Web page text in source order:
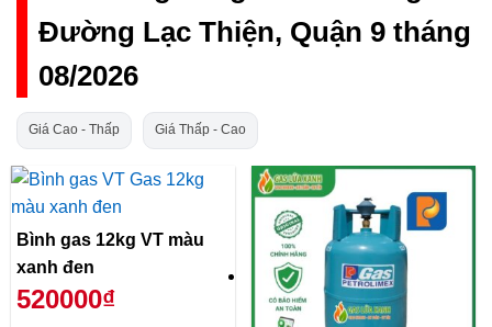
Đường Lạc Thiện, Quận 9 tháng
08/2026
Giá Cao - Thấp Giá Thấp - Cao
Bình gas 12kg VT màu
xanh đen
520000₫